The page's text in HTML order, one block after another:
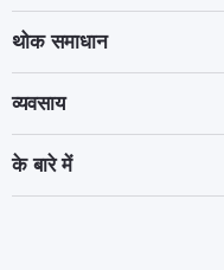
थोक समाधान
व्यवसाय
के बारे में